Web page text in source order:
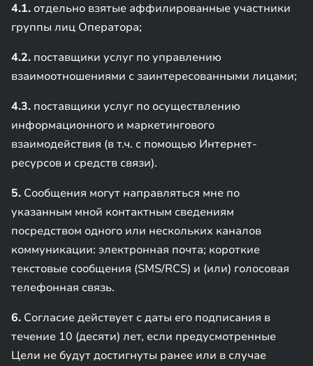
4.1. отдельно взятые аффилированные участники
группы лиц Оператора;
4.2. поставщики услуг по управлению
взаимоотношениями с заинтересованными лицами;
4.3. поставщики услуг по осуществлению
информационного и маркетингового
взаимодействия (в т.ч. с помощью Интернет-
ресурсов и средств связи).
5. Сообщения могут направляться мне по
указанным мной контактным сведениям
посредством одного или нескольких каналов
коммуникации: электронная почта; короткие
текстовые сообщения (SMS/RCS) и (или) голосовая
телефонная связь.
6. Согласие действует с даты его подписания в
течение 10 (десяти) лет, если предусмотренные
Цели не будут достигнуты ранее или в случае